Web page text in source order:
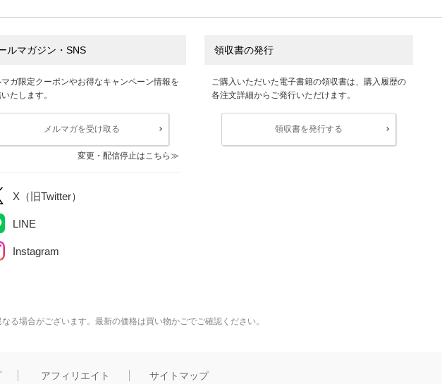
ルマガジン・SNS
マガ限定クーポンやお得なキャンペーン情報を
たします。
メルマガを受け取る
変更・配信停止はこちら
X（旧Twitter）
LINE
Instagram
領収書の発行
ご購入いただいた電子書籍の領収書は、購入履歴の
各注文詳細からご発行いただけます。
領収書を発行する
る場合がございます。最新の価格は買い物かごでご確認ください。
アフィリエイト サイトマップ